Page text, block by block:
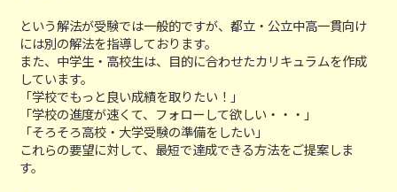
という解法が受験では一般的ですが、都立・公立中高一貫向け
には別の解法を指導しております。
また、中学生・高校生は、目的に合わせたカリキュラムを作成
しています。
「学校でもっと良い成績を取りたい！」
「学校の進度が速くて、フォローして欲しい・・・」
「そろそろ高校・大学受験の準備をしたい」
これらの要望に対して、最短で達成できる方法をご提案しま
す。